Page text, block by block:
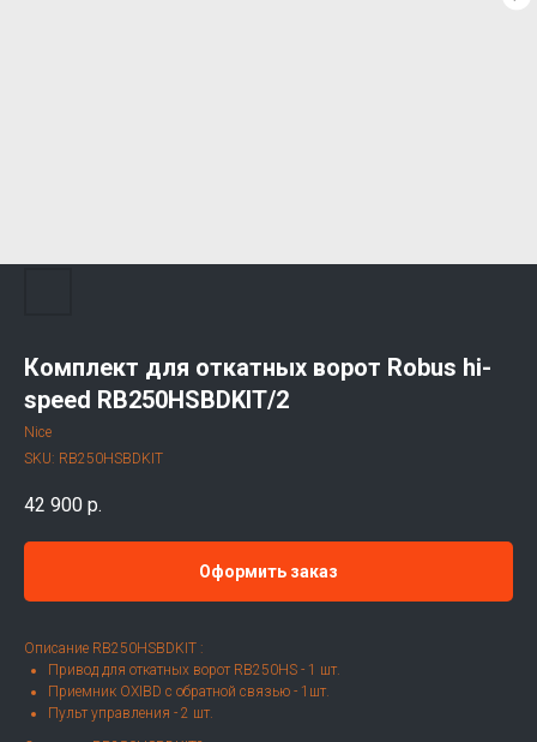
Комплект для откатных ворот Robus hi-
speed RB250HSBDKIT/2
Nice
SKU: RB250HSBDKIT
42 900 р.
Оформить заказ
Описание RB250HSBDKIT :
Привод для откатных ворот RB250HS - 1 шт.
Приемник OXIBD с обратной связью - 1шт.
Пульт управления - 2 шт.